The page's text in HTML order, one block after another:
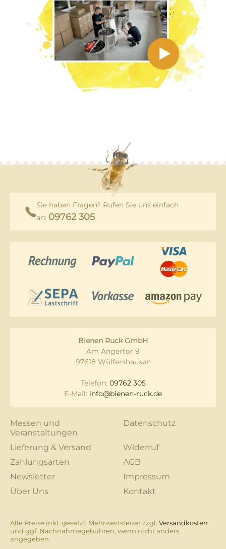
Sie haben Fragen? Rufen Sie uns einfach
an: 09762 305
Bienen Ruck GmbH
Am Angertor 9
97618 Wülfershausen
Telefon: 09762 305
E-Mail: info@bienen-ruck.de
Messen und
Veranstaltungen
Datenschutz
Lieferung & Versand
Widerruf
Zahlungsarten
AGB
Newsletter
Impressum
Über Uns
Kontakt
Alle Preise inkl. gesetzl. Mehrwertsteuer zzgl. Versandkosten
und ggf. Nachnahmegebühren, wenn nicht anders
angegeben.